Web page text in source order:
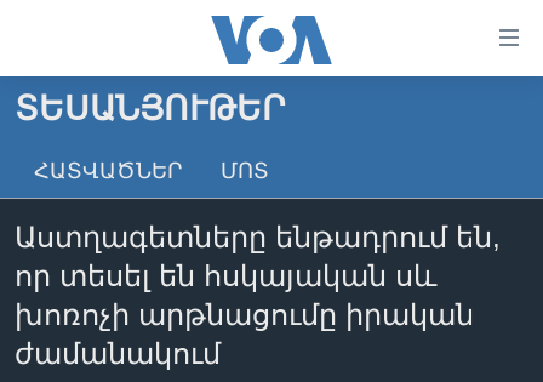
անցնել
հիմնական
անցնել
բովանդակությանը
հիմնական
բովանդակություն
ԳԼԽԱՎՈՐ ԷՋ
ԼՈՒՐԵՐ
ՏԵՍԱՆՅՈՒԹԵՐ
ՖԻԼՄԵՐ
ՖԻԼՄԵՐ
ՄԵՐ ՄԱՍԻՆ
ՏԵՍԱՆՅՈՒԹԵՐ
ՀԱՏՎԱԾՆԵՐ ՄՈՏ
Աստղագետները ենթադրում են,
որ տեսել են հսկայական սև
խոռոչի արթնացումը իրական
ժամանակում